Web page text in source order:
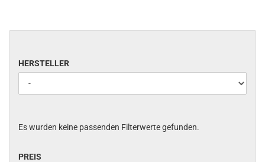
HERSTELLER
HERSTELLER
Es wurden keine passenden Filterwerte gefunden.
PREIS
PREIS